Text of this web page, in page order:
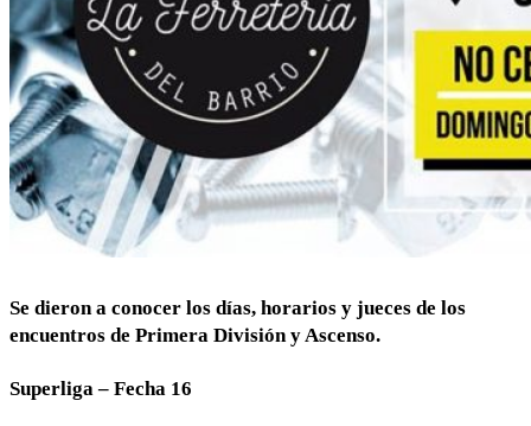
Se dieron a conocer los días, horarios y jueces de los
encuentros de Primera División y Ascenso.
Superliga – Fecha 16